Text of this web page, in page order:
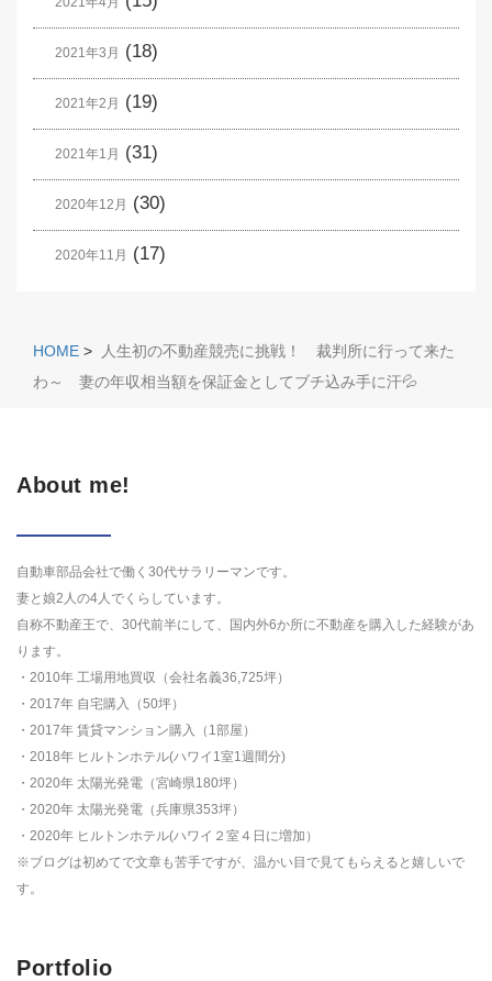
2021年3月 (18)
2021年2月 (19)
2021年1月 (31)
2020年12月 (30)
2020年11月 (17)
HOME >
人生初の不動産競売に挑戦！ 裁判所に行って来た
わ～ 妻の年収相当額を保証金としてブチ込み手に汗💦
About me!
自動車部品会社で働く30代サラリーマンです。
妻と娘2人の4人でくらしています。
自称不動産王で、30代前半にして、国内外6か所に不動産を購入した経験があ
ります。
・2010年 工場用地買収（会社名義36,725坪）
・2017年 自宅購入（50坪）
・2017年 賃貸マンション購入（1部屋）
・2018年 ヒルトンホテル(ハワイ1室1週間分)
・2020年 太陽光発電（宮崎県180坪）
・2020年 太陽光発電（兵庫県353坪）
・2020年 ヒルトンホテル(ハワイ２室４日に増加）
※ブログは初めてで文章も苦手ですが、温かい目で見てもらえると嬉しいで
す。
Portfolio